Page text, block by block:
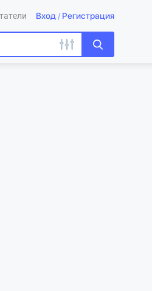
Вход / Регистрация